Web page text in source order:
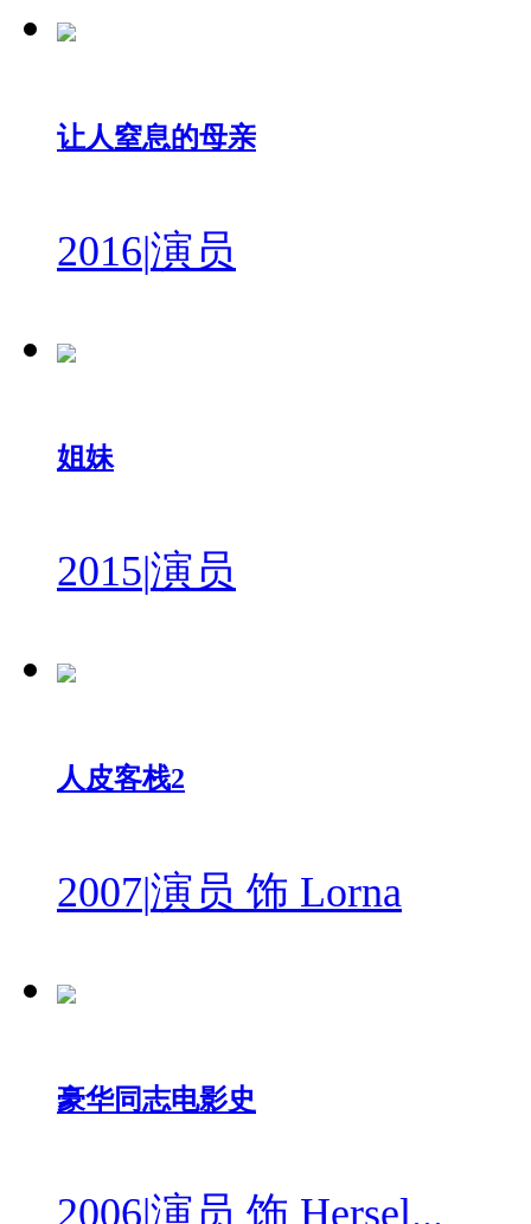
让人窒息的母亲
2016|演员
姐妹
2015|演员
人皮客栈2
2007|演员 饰 Lorna
豪华同志电影史
2006|演员 饰 Hersel...